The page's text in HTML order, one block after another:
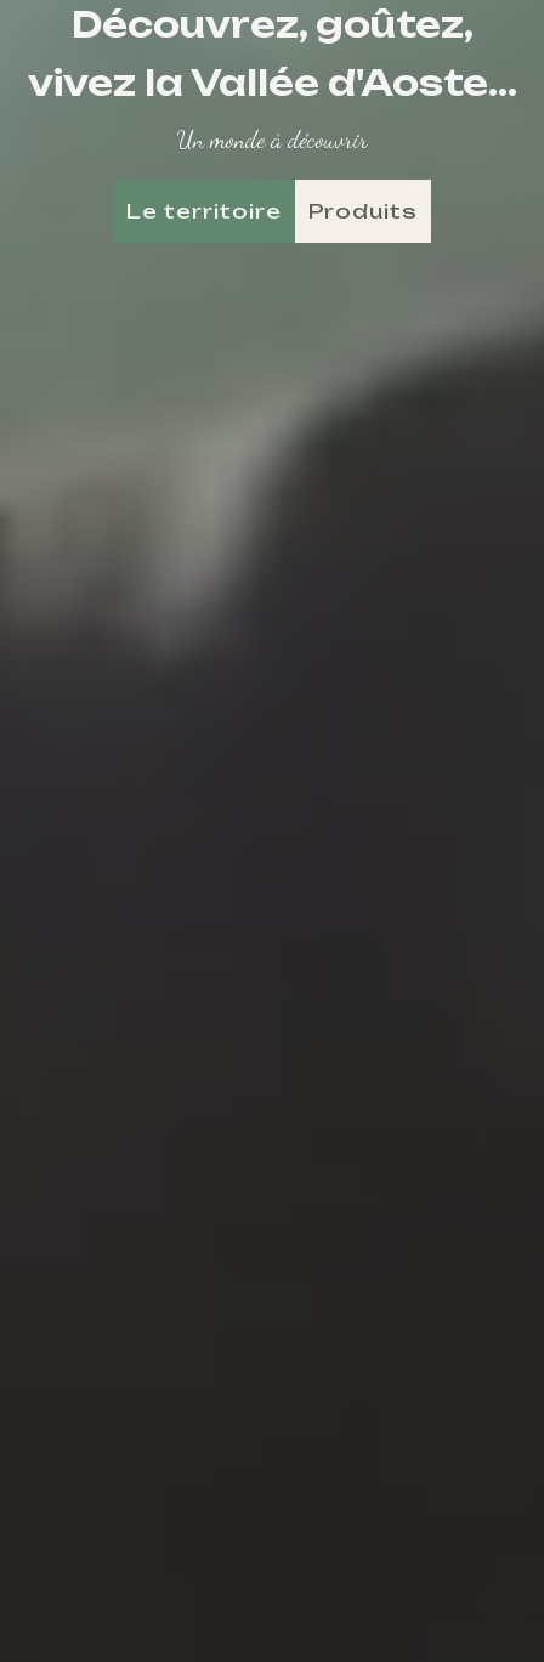
Découvrez, goûtez,
vivez la Vallée d'Aoste...
Un monde à découvrir
Le territoire Produits